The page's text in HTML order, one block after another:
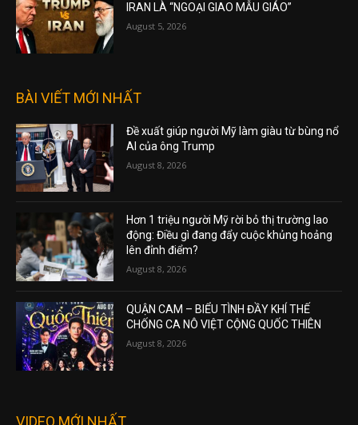
IRAN LÀ “NGOẠI GIAO MẪU GIÁO”
August 5, 2026
BÀI VIẾT MỚI NHẤT
Đề xuất giúp người Mỹ làm giàu từ bùng nổ
AI của ông Trump
August 8, 2026
Hơn 1 triệu người Mỹ rời bỏ thị trường lao
động: Điều gì đang đẩy cuộc khủng hoảng
lên đỉnh điểm?
August 8, 2026
QUẬN CAM – BIỂU TÌNH ĐẦY KHÍ THẾ
CHỐNG CA NÔ VIỆT CỘNG QUỐC THIÊN
August 8, 2026
VIDEO MỚI NHẤT